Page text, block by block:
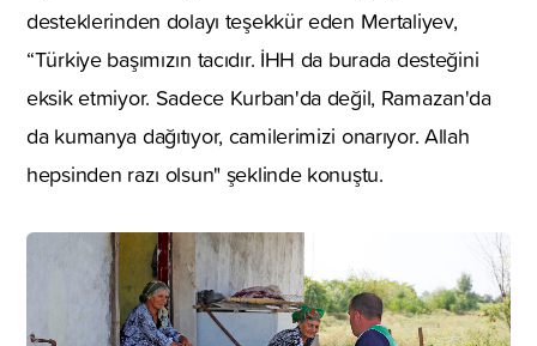
desteklerinden dolayı teşekkür eden Mertaliyev,
“Türkiye başımızın tacıdır. İHH da burada desteğini
eksik etmiyor. Sadece Kurban'da değil, Ramazan'da
da kumanya dağıtıyor, camilerimizi onarıyor. Allah
hepsinden razı olsun" şeklinde konuştu.